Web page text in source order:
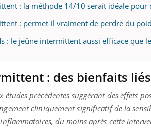
: la méthode 14/10 serait idéale pour
: permet-il vraiment de perdre du
: le jeûne intermittent aussi efficace que
: des bienfaits
études précédentes suggérant des effets
cliniquement significatif de la
du moins après cette